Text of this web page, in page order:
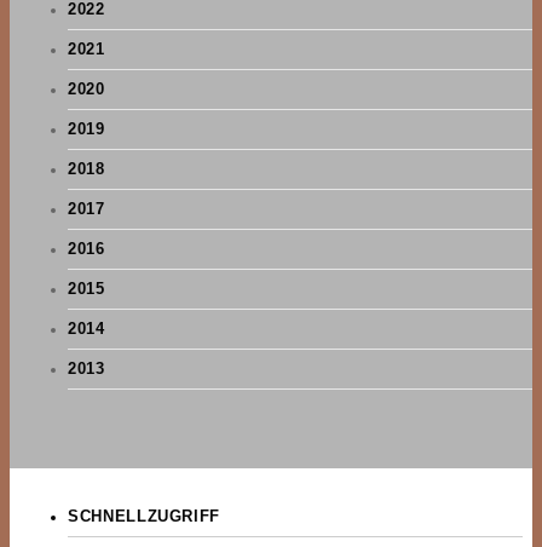
2022
2021
2020
2019
2018
2017
2016
2015
2014
2013
SCHNELLZUGRIFF